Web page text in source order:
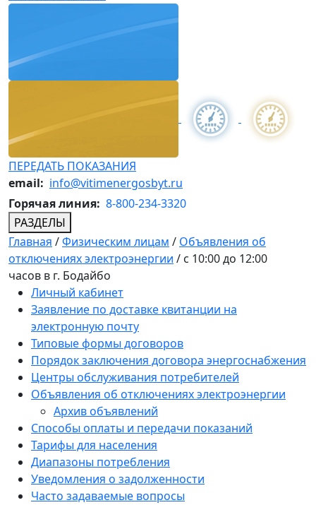
ПЕРЕДАТЬ ПОКАЗАНИЯ
email: info@vitimenergosbyt.ru
Горячая линия: 8-800-234-3320
РАЗДЕЛЫ
Главная /Физическим лицам / Объявления об
отключениях электроэнергии / с 10:00 до 12:00
часов в г. Бодайбо
Личный кабинет
Заявление по доставке квитанции на
электронную почту
Типовые формы договоров
Порядок заключения договора энергоснабжения
Центры обслуживания потребителей
Объявления об отключениях электроэнергии
Архив объявлений
Способы оплаты и передачи показаний
Тарифы для населения
Диапазоны потребления
Уведомления о задолженности
Часто задаваемые вопросы